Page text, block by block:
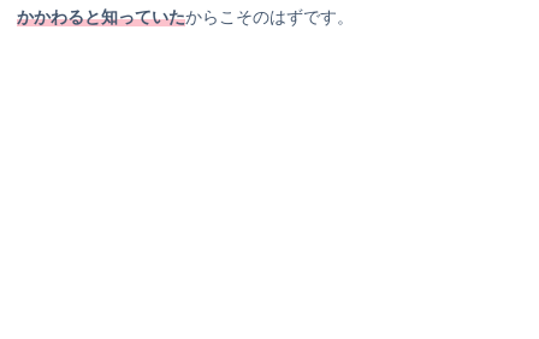
かかわると知っていたからこそのはずです。